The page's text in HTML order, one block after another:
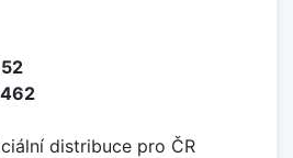
distribuce pro ČR